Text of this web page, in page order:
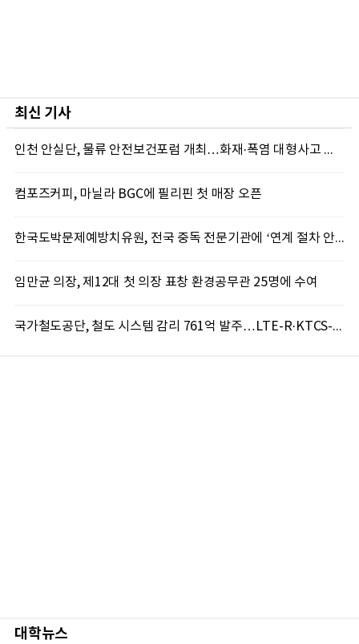
최신 기사
인천 안실단, 물류 안전보건포럼 개최…화재·폭염 대형사고 차단 총력
컴포즈커피, 마닐라 BGC에 필리핀 첫 매장 오픈
한국도박문제예방치유원, 전국 중독 전문기관에 ‘연계 절차 안내서’배포
임만균 의장, 제12대 첫 의장 표창 환경공무관 25명에 수여
국가철도공단, 철도 시스템 감리 761억 발주…LTE-R·KTCS-2 구축 속도
대학뉴스